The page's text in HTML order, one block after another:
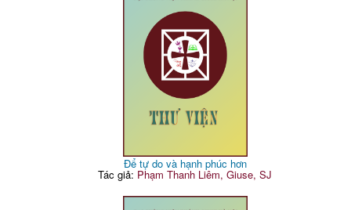
Để tự do và hạnh phúc hơn
Tác giả: Phạm Thanh Liêm, Giuse, SJ